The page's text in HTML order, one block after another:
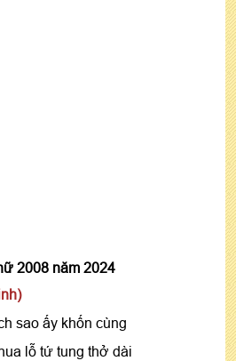
2008 năm 2024
sao ấy khốn cùng
lỗ tứ tung thở dài